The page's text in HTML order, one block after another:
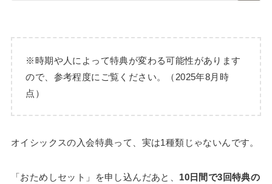
※時期や人によって特典が変わる可能性があります
ので、参考程度にご覧ください。（2025年8月時
点）
オイシックスの入会特典って、実は1種類じゃないんです。
「おためしセット」を申し込んだあと、 10日間で3回特典の